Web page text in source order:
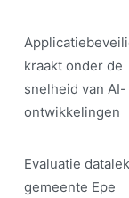
kraakt onder de
snelheid van AI-
ontwikkelingen
Evaluatie datalek
gemeente Epe